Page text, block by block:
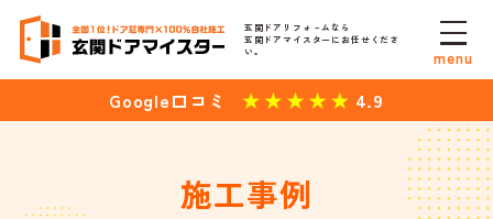
玄関ドアリフォ－ムなら
玄関ドアマイスターにお任せくださ
い。
Google口コミ 4.9
menu
施工事例